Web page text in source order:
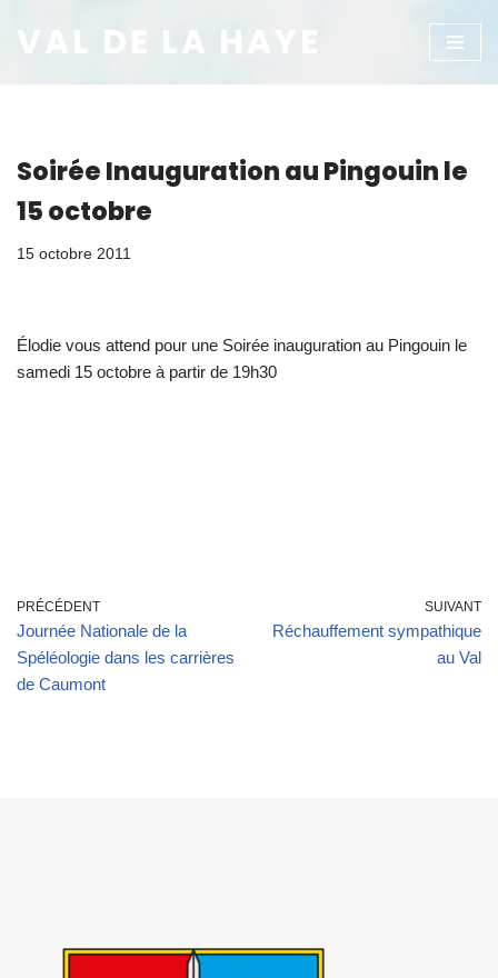
Aller
VAL DE LA HAYE
Soirée Inauguration au Pingouin le
15 octobre
15 octobre 2011
Élodie vous attend pour une Soirée inauguration au Pingouin le
samedi 15 octobre à partir de 19h30
PRÉCÉDENT
Journée Nationale de la
Spéléologie dans les carrières
de Caumont
SUIVANT
Réchauffement sympathique
au Val